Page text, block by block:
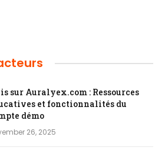
sur Auralyex.com : Ressources
et fonctionnalités du
démo
26, 2025